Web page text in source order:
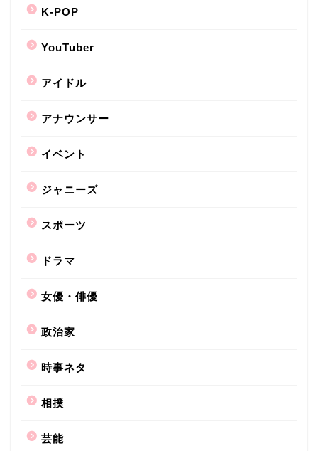
K-POP
YouTuber
アイドル
アナウンサー
イベント
ジャニーズ
スポーツ
ドラマ
女優・俳優
政治家
時事ネタ
相撲
芸能